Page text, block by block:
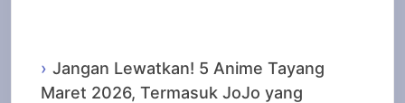
Jangan Lewatkan! 5 Anime Tayang
Maret 2026, Termasuk JoJo yang